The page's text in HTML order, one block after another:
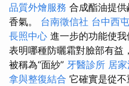
品質外燴服務 合成酯油提
香氣。 台南徵信社 台中西
長照中心 進一步的功能使
表明哪種防曬霜對臉部有益
被稱為“面紗” 牙醫診所 居
拿與整復結合 它確實是從